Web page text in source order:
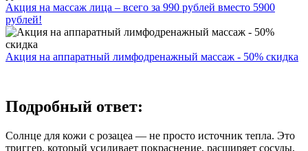
Акция на массаж лица – всего за 990 рублей вместо 5900
рублей!
Акция на аппаратный лимфодренажный массаж - 50% скидка
Подробный ответ:
Солнце для кожи с розацеа — не просто источник тепла. Это
триггер, который усиливает покраснение, расширяет сосуды,